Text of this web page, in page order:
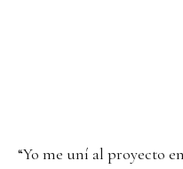
“Yo me uní al proyecto